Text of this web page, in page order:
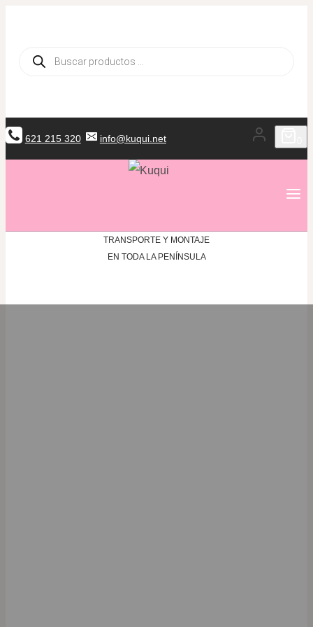
contenido
621 215 320 info@kuqui.net
TRANSPORTE Y MONTAJE
EN TODA LA PENÍNSULA